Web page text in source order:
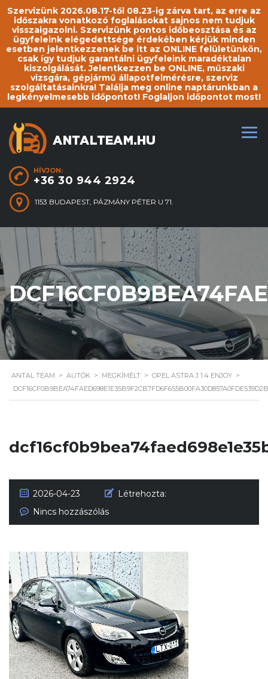
Szervizünk 2026.08.17-től 08.23-ig zárva tart, az erre az
időszakra vonatkozó foglalásokat sajnos nem tudjuk
visszaigazolni. Szervizünk pontos időbeosztása és az
ügyfeleink elégedettsége érdekében kérjük minden
esetben jelentkezzenek be itt az ONLINE felületünkön,
csak így tudjuk garantálni ügyfeleink maradéktalan
kiszolgálását. Jelentkezzen be ONLINE, műszaki
vizsgára, gépjármű állapotfelmérésre, szerviz
szolgáltatásainkra! Találja meg online naptárunkban a
legkényelmesebb időpontot! Foglaljon időpontot most!
HÍVJON:
+36 30 944 2924
1153 BUDAPEST, PÁZMÁNY PÉTER U 71.
ANTAL TEAM > AUTÓK > MEGKÍMÉLT > OPEL ASTRA J 1.4 ENJOY >
2026-04-23
Létrehozta:
Nincs hozzászólás